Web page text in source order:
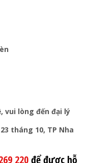
vui lòng đến đại lý
tháng 10, TP Nha
220để được hỗ